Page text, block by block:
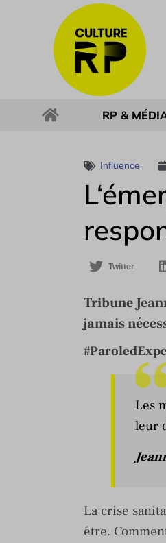
RP &
Influence
Twitter
Tribune
jamais
Les
leur
La crise
être.